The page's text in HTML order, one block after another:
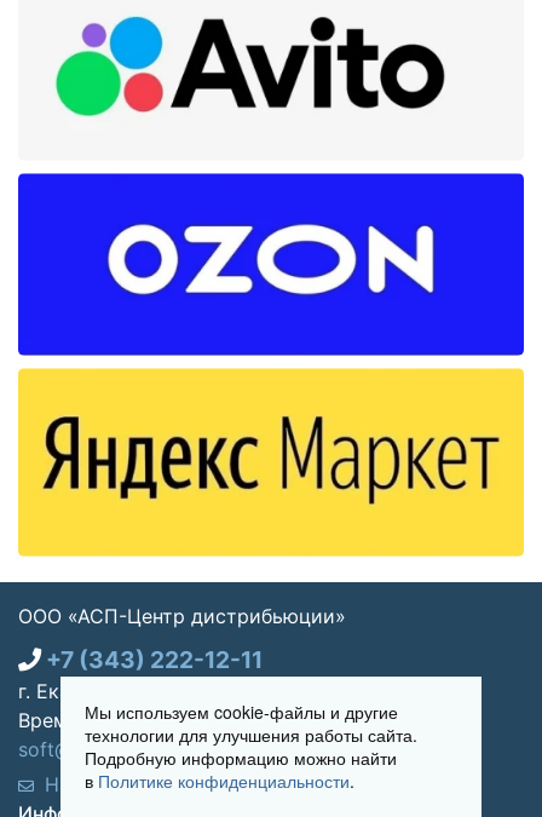
ООО «АСП-Центр дистрибьюции»
+7 (343) 222-12-11
г. Екатеринбург, ул. Щорса 7, офис 270
Время работы: Пн-пт 09:00 - 18:00
soft@asp-partners.ru
Написать нам
Обратный звонок
Мы используем cookie-файлы и другие
технологии для улучшения работы сайта.
Подробную информацию можно найти
в Политике конфиденциальности.